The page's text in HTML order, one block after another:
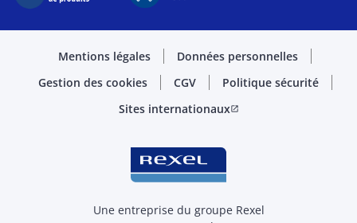
Mentions légales
Données personnelles
Gestion des cookies
CGV
Politique sécurité
Sites internationauxopen_in_new
Une entreprise du groupe Rexel